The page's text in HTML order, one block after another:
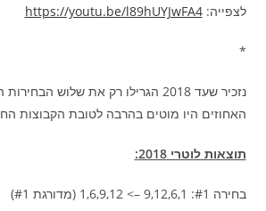
לצפייה:https://youtu.be/l89hUYJwFA4
*
נזכיר שעד 2018 הגרילו רק את שלוש
האחוזים היו מוטים בהרבה לטובת הקבוצות
תוצאות לוטרי 2018:
בחירה #1: 9,12,6,1 –> 1,6,9,12 (מדורגת #1)